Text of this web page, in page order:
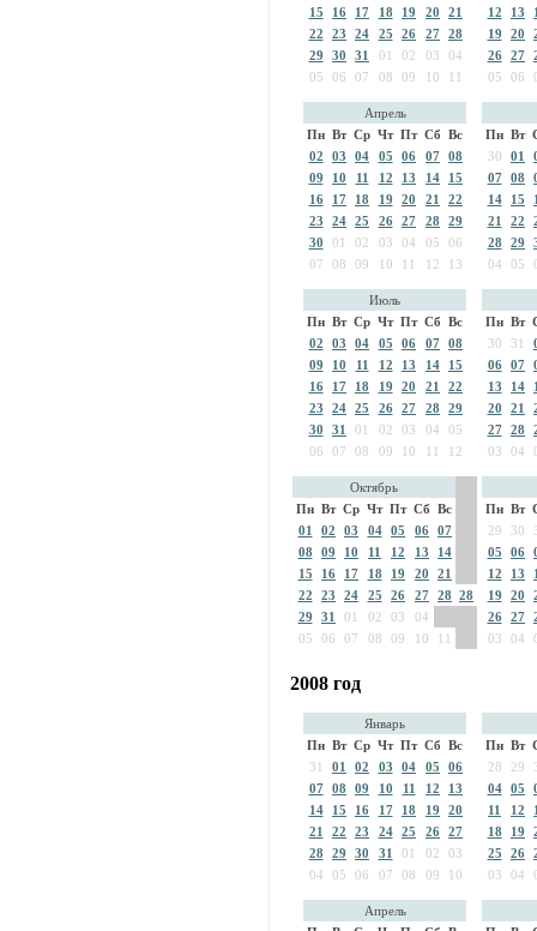
15
16 17 18 19 20
21
22
23 24 25 26 27 28
29
30 31 01 02 03
04
05
06 07 08 09 10 11
12
13
19
20
26
27
05
06
Апрель
Пн Вт Ср Чт Пт Сб Вс
02
03 04 05 06 07 08
09
10 11 12 13 14
15
16
17 18 19 20 21
22
23
24 25 26 27 28
29
30
01 02 03 04 05
06
07
08 09 10 11 12 13
Пн Вт
30
01
07
08
14
15
21
22
28
29
04
05
Июль
Пн Вт Ср Чт Пт Сб Вс
02
03 04 05 06 07 08
09
10 11 12 13 14
15
16
17 18 19 20 21
22
23
24 25 26 27 28
29
30
31 01 02 03 04
05
06
07 08 09 10 11 12
Пн Вт
30
31
06
07
13
14
20
21
27
28
03
04
Октябрь
Пн Вт Ср Чт Пт Сб Вс
01
02 03 04 05 06 07
08
09 10 11 12 13
14
15
16 17 18 19 20
21
22
23 24 25 26 27 28 28
29
31 01 02 03
04
05
06 07 08 09 10 11
Пн Вт
29
30
05
06
12
13
19
20
26
27
03
04
2008 год
Январь
Пн Вт Ср Чт Пт Сб Вс
31
01 02 03 04 05
06
07
08 09 10 11 12
13
14
15 16 17 18 19
20
21
22 23 24 25 26 27
28
29 30 31 01 02
03
04
05 06 07 08 09 10
Пн Вт
28
29
04
05
11
12
18
19
25
26
03
04
Апрель